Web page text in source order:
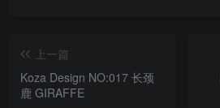
上一篇
Koza Design NO:017 长颈
鹿 GIRAFFE